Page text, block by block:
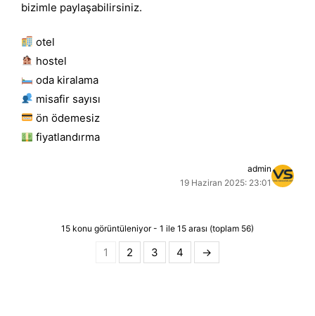
bizimle paylaşabilirsiniz.
otel
hostel
oda kiralama
misafir sayısı
ön ödemesiz
fiyatlandırma
admin
19 Haziran 2025: 23:01
15 konu görüntüleniyor - 1 ile 15 arası (toplam 56)
1 2 3 4 →